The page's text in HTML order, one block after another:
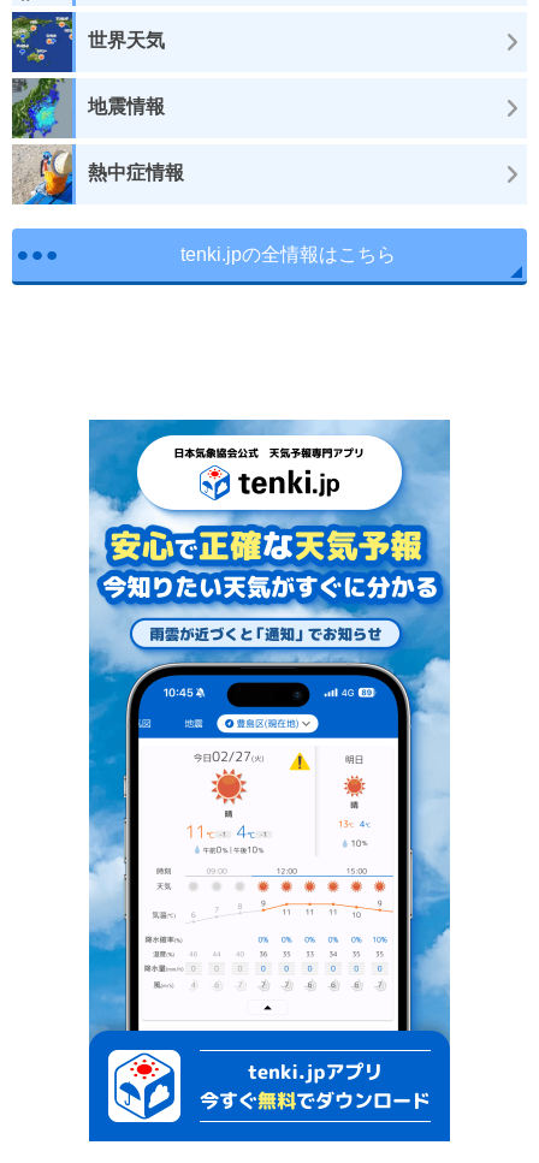
世界天気
地震情報
熱中症情報
tenki.jpの全情報はこちら